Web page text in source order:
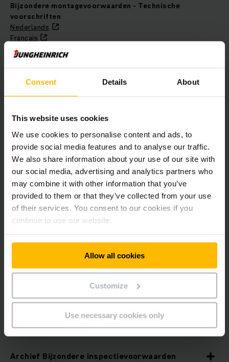
Consent Details About
This website uses cookies
We use cookies to personalise content and ads, to
provide social media features and to analyse our traffic.
We also share information about your use of our site with
our social media, advertising and analytics partners who
may combine it with other information that you’ve
provided to them or that they’ve collected from your use
of their services. You consent to our cookies if you
continue to use our website.
Allow all cookies
Customize
Use necessary cookies only
Bijzondere montagevoorwaarden - Technische
voorschriften
Nederlands
Français
Bijzondere inspectievoorwaarden
Nederlands
English
Nederlands
Français
English
de levering van goederen en diensten
Archief Algemene huurvoorwaarden
Archief Algemene huurvoorwaarden - Financial
Archief Bijzondere inspectievoorwaarden